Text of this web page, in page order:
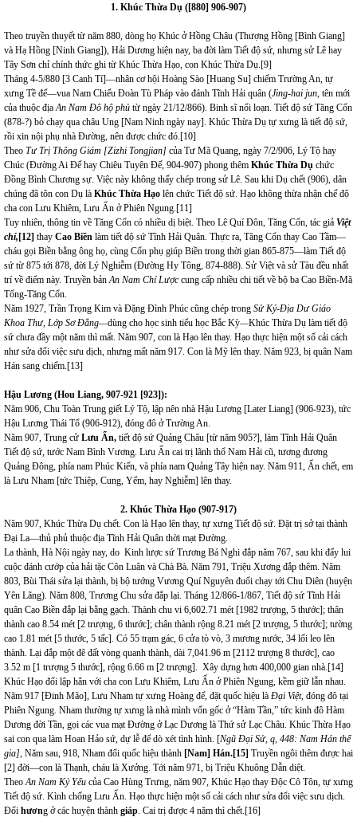
1. Khúc Thừa Dụ ([880] 906-907)
Theo truyền thuyết từ năm 880, dòng họ Khúc ở Hồng Châu (Thượng Hồng [Bình Giang]
và Hạ Hồng [Ninh Giang]), Hải Dương hiện nay, ba đời làm Tiết độ sứ, nhưng sử Lê hay
Tây Sơn chỉ chính thức ghi từ Khúc Thừa Hạo, con Khúc Thừa Dụ.[9]
Tháng 4-5/880 [3 Canh Tí]—nhân cơ hội Hoàng Sào [Huang Su] chiếm Trường An, tự
xưng Tề đế—vua Nam Chiếu Đoàn Tù Pháp vào đánh Tĩnh Hải quân (Jing-hai jun, tên mới
của thuộc địaAn Nam Đô hộ phủ từ ngày 21/12/866). Binh sĩ nổi loạn. Tiết độ sứ Tăng Cổn
(878-?) bỏ chạy qua châu Ung [Nam Ninh ngày nay]. Khúc Thừa Dụ tự xưng là tiết độ sứ,
rồi xin nội phụ nhà Đường, nên được chức đó.[10]
Theo Tư Trị Thông Giám [Zizhi Tongjian] của Tư Mã Quang, ngày 7/2/906, Lý Tộ hay
Chúc (Đường Ai Đế hay Chiêu Tuyên Đế, 904-907) phong thêm Khúc Thừa Dụ chức
Đồng Bình Chương sự. Việc này không thấy chép trong sử Lê. Sau khi Dụ chết (906), dân
chúng đã tôn con Dụ là Khúc Thừa Hạo lên chức Tiết độ sứ. Hạo không thừa nhận chế độ
cha con Lưu Khiêm, Lưu Ẩn ở Phiên Ngung.[11]
Tuy nhiên, thông tin về Tăng Cổn có nhiều dị biệt. Theo Lê Quí Đôn, Tăng Cổn, tác giả Việt
chí, [12] thay Cao Biền làm tiết độ sứ Tĩnh Hải Quân. Thực ra, Tăng Cổn thay Cao Tầm—
cháu gọi Biền bằng ông họ, cùng Cổn phụ giúp Biền trong thời gian 865-875—làm Tiết độ
sứ từ 875 tới 878, đời Lý Nghiễm (Đường Hy Tông, 874-888). Sử Việt và sử Tàu đều nhất
trí về điểm này. Truyền bảnAn Nam Chí Lượccung cấp nhiều chi tiết về bộ ba Cao Biền-Mã
Tổng-Tăng Cổn.
Năm 1927, Trần Trọng Kim và Đặng Đình Phúc cũng chép trong Sử Ký-Địa Dư Giáo
Khoa Thư, Lớp Sơ Đẳng—dùng cho học sinh tiểu học Bắc Kỳ—Khúc Thừa Dụ làm tiết độ
sứ chưa đầy một năm thì mất. Năm 907, con là Hạo lên thay. Hạo thực hiện một số cải cách
như sửa đổi việc sưu dịch, nhưng mất năm 917. Con là Mỹ lên thay. Năm 923, bị quân Nam
Hán sang chiếm.[13]
Hậu Lương (Hou Liang, 907-921 [923]):
Năm 906, Chu Toàn Trung giết Lý Tộ, lập nên nhà Hậu Lương [Later Liang] (906-923), tức
Hậu Lương Thái Tổ (906-912), đóng đô ở Trường An.
Năm 907, Trung cử Lưu Ẩn, tiết độ sứ Quảng Châu [từ năm 905?], làm Tĩnh Hải Quân
Tiết độ sứ, tước Nam Bình Vương. Lưu Ẩn cai trị lãnh thổ Nam Hải cũ, tương đương
Quảng Đông, phía nam Phúc Kiến, và phía nam Quảng Tây hiện nay. Năm 911, Ẩn chết, em
là Lưu Nham [tức Thiệp, Cung, Yểm, hay Nghiễm] lên thay.
2. Khúc Thừa Hạo (907-917)
Năm 907, Khúc Thừa Dụ chết. Con là Hạo lên thay, tự xưng Tiết độ sứ. Đặt trị sở tại thành
Đại La—thủ phủ thuộc địa Tĩnh Hải Quân thời mạt Đường.
La thành, Hà Nội ngày nay, do Kinh lược sứ Trương Bá Nghi đắp năm 767, sau khi đẩy lui
cuộc đánh cướp của hải tặc Côn Luân và Chà Bà. Năm 791, Triệu Xương đắp thêm. Năm
803, Bùi Thái sửa lại thành, bị bộ tướng Vương Quí Nguyên đuổi chạy tới Chu Diên (huyện
Yên Lãng). Năm 808, Trương Chu sửa đắp lại. Tháng 12/866-1/867, Tiết độ sứ Tĩnh Hải
quân Cao Biền đắp lại bằng gạch. Thành chu vi 6,602.71 mét [1982 trượng, 5 thước]; thân
thành cao 8.54 mét [2 trượng, 6 thước]; chân thành rộng 8.21 mét [2 trượng, 5 thước]; tường
cao 1.81 mét [5 thước, 5 tấc]. Có 55 trạm gác, 6 cửa tò vò, 3 mương nước, 34 lối leo lên
thành. Lại đắp một đê đất vòng quanh thành, dài 7,041.96 m [2112 trượng 8 thước], cao
3.52 m [1 trượng 5 thước], rộng 6.66 m [2 trượng]. Xây dựng hơn 400,000 gian nhà.[14]
Khúc Hạo đối lập hẳn với cha con Lưu Khiêm, Lưu Ẩn ở Phiên Ngung, kềm giữ lẫn nhau.
Năm 917 [Đinh Mão], Lưu Nham tự xưng Hoàng đế, đặt quốc hiệu là Đại Việt, đóng đô tại
Phiên Ngung. Nham thường tự xưng là nhà mình vốn gốc ở “Hàm Tần,” tức kinh đô Hàm
Dương đời Tần, gọi các vua mạt Đường ở Lạc Dương là Thứ sử Lạc Châu. Khúc Thừa Hạo
sai con qua làm Hoan Hảo sứ, dự lễ để dò xét tình hình. [Ngũ Đại Sử, q, 448: Nam Hán thế
gia], Năm sau, 918, Nham đổi quốc hiệu thành [Nam] Hán.[15] Truyền ngôi thêm được hai
[2] đời—con là Thạnh, cháu là Xưởng. Tới năm 971, bị Triệu Khuông Dẫn diệt.
TheoAn Nam Kỷ Yếu của Cao Hùng Trưng, năm 907, Khúc Hạo thay Độc Cô Tôn, tự xưng
Tiết độ sứ. Kình chống Lưu Ẩn. Hạo thực hiện một số cải cách như sửa đổi việc sưu dịch.
Đổi hương ở các huyện thành giáp. Cai trị được 4 năm thì chết.[16]